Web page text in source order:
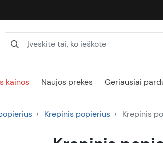
kainos Naujos prekės Geriausiai
Krepinis popierius Krepinis